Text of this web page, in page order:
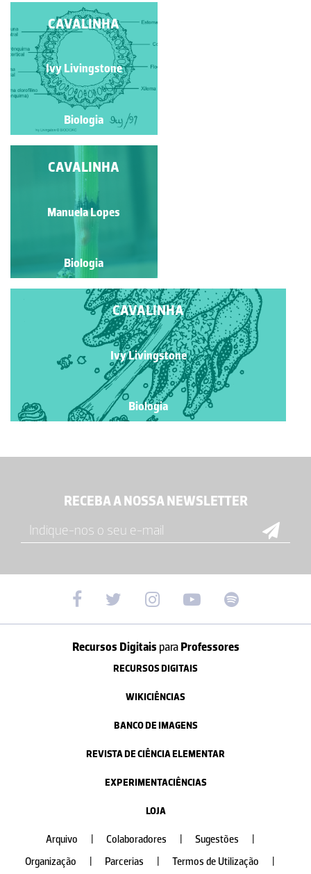
CAVALINHA
Ivy Livingstone
Biologia
CAVALINHA
Ivy Livingstone
Biologia
CAVALINHA
Ivy Livingstone
Biologia
CAVALINHA
Ivy Livingstone
Biologia
CAVALINHA
Manuela Lopes
Biologia
RECEBA A NOSSA NEWSLETTER
Recursos Digitais paraProfessores
RECURSOS DIGITAIS
WIKICIÊNCIAS
BANCO DE IMAGENS
REVISTA DE CIÊNCIA ELEMENTAR
EXPERIMENTACIÊNCIAS
LOJA
Arquivo Colaboradores Sugestões
Organização
Parcerias Termos de Utilização